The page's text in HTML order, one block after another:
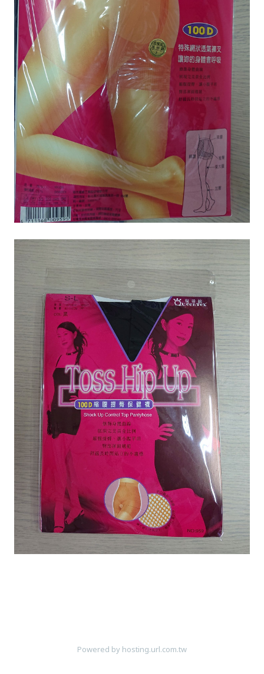
Powered by hosting.url.com.tw